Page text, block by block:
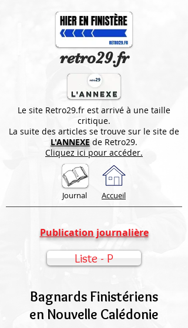
retro29.fr
Le site Retro29.fr est arrivé à une taille
critique.
La suite des articles se trouve sur le site de
L'ANNEXE de Retro29.
Cliquez ici pour accéder.
Journal Accueil
Publication journalière
Liste - P
Bagnards Finistériens
en Nouvelle Calédonie